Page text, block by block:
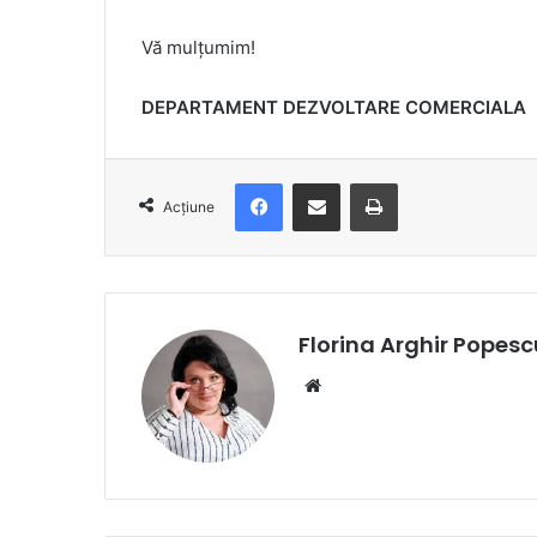
Vă mulțumim!
DEPARTAMENT DEZVOLTARE COMERCIALA
Acțiune
FacebookDistribuie prin e-mail Imprimare
Florina Arghir